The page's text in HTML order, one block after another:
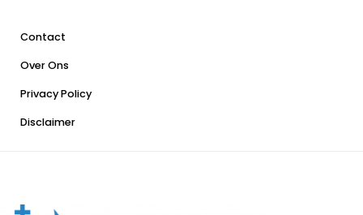
Contact
Over Ons
Privacy Policy
Disclaimer